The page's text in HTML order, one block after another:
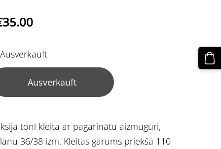
Ausverkauft
Ausverkauft
tonī kleita ar pagarinātu aizmuguri,
36/38 izm. Kleitas garums priekšā 110